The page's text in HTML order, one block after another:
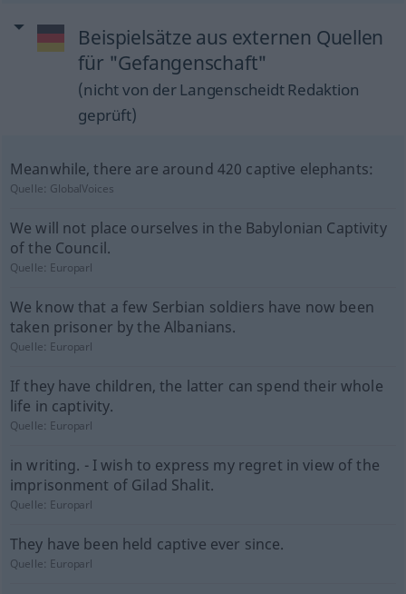
Beispielsätze aus externen Quellen
für "Gefangenschaft"
(nicht von der Langenscheidt Redaktion
geprüft)
Meanwhile, there are around 420 captive elephants:
Quelle: GlobalVoices
We will not place ourselves in the Babylonian Captivity
of the Council.
Quelle: Europarl
We know that a few Serbian soldiers have now been
taken prisoner by the Albanians.
Quelle: Europarl
If they have children, the latter can spend their whole
life in captivity.
Quelle: Europarl
in writing. - I wish to express my regret in view of the
imprisonment of Gilad Shalit.
Quelle: Europarl
They have been held captive ever since.
Quelle: Europarl